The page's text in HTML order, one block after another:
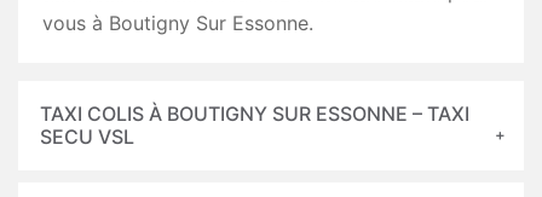
vous à Boutigny Sur Essonne.
TAXI COLIS À BOUTIGNY SUR ESSONNE – TAXI
SECU VSL